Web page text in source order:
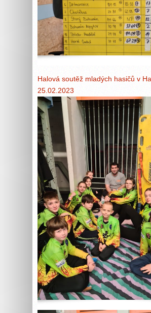
Halová soutěž mladých hasičů v
25.02.2023